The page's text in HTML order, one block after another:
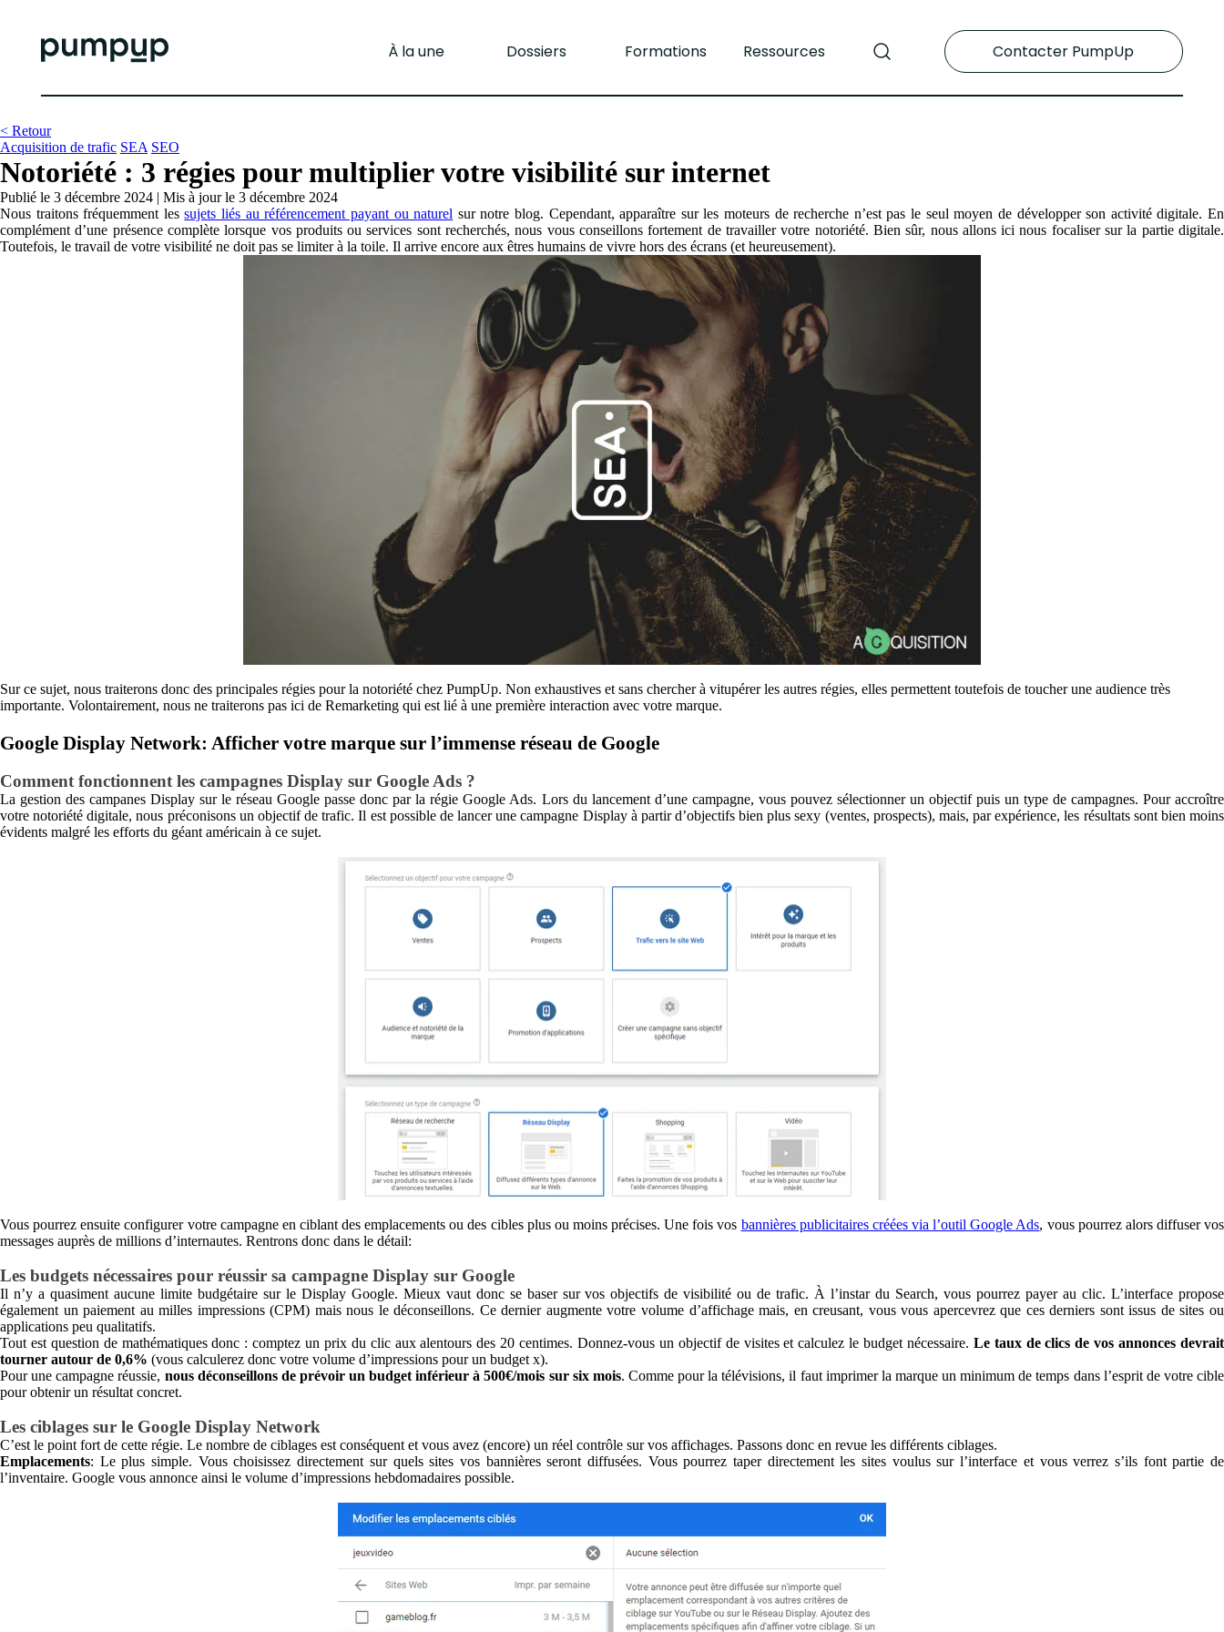
À la une Dossiers Formations Ressources Contacter PumpUp
< Retour
Acquisition de trafic SEA SEO
Notoriété : 3 régies pour multiplier votre visibilité sur internet
Publié le 3 décembre 2024 | Mis à jour le 3 décembre 2024
Nous traitons fréquemment lessujets liés au référencement payant ou naturel sur notre blog. Cependant, apparaître sur les moteurs de recherche n’est pas le seul moyen de développer son activité digitale. En
complément d’une présence complète lorsque vos produits ou services sont recherchés, nous vous conseillons fortement de travailler votre notoriété. Bien sûr, nous allons ici nous focaliser sur la partie digitale.
Toutefois, le travail de votre visibilité ne doit pas se limiter à la toile. Il arrive encore aux êtres humains de vivre hors des écrans (et heureusement).
Sur ce sujet, nous traiterons donc des principales régies pour la notoriété chez PumpUp. Non exhaustives et sans chercher à vitupérer les autres régies, elles permettent toutefois de toucher une audience très
importante. Volontairement, nous ne traiterons pas ici de Remarketing qui est lié à une première interaction avec votre marque.
Google Display Network: Afficher votre marque sur l’immense réseau de Google
Comment fonctionnent les campagnes Display sur Google Ads ?
La gestion des campanes Display sur le réseau Google passe donc par la régie Google Ads. Lors du lancement d’une campagne, vous pouvez sélectionner un objectif puis un type de campagnes. Pour accroître
votre notoriété digitale, nous préconisons un objectif de trafic. Il est possible de lancer une campagne Display à partir d’objectifs bien plus sexy (ventes, prospects), mais, par expérience, les résultats sont bien moins
évidents malgré les efforts du géant américain à ce sujet.
Vous pourrez ensuite configurer votre campagne en ciblant des emplacements ou des cibles plus ou moins précises. Une fois vos bannières publicitaires créées via l’outil Google Ads, vous pourrez alors diffuser vos
messages auprès de millions d’internautes. Rentrons donc dans le détail:
Les budgets nécessaires pour réussir sa campagne Display sur Google
Il n’y a quasiment aucune limite budgétaire sur le Display Google. Mieux vaut donc se baser sur vos objectifs de visibilité ou de trafic. À l’instar du Search, vous pourrez payer au clic. L’interface propose
également un paiement au milles impressions (CPM) mais nous le déconseillons. Ce dernier augmente votre volume d’affichage mais, en creusant, vous vous apercevrez que ces derniers sont issus de sites ou
applications peu qualitatifs.
Tout est question de mathématiques donc : comptez un prix du clic aux alentours des 20 centimes. Donnez-vous un objectif de visites et calculez le budget nécessaire. Le taux de clics de vos annonces devrait
tourner autour de 0,6% (vous calculerez donc votre volume d’impressions pour un budget x).
Pour une campagne réussie, nous déconseillons de prévoir un budget inférieur à 500€/mois sur six mois. Comme pour la télévisions, il faut imprimer la marque un minimum de temps dans l’esprit de votre cible
pour obtenir un résultat concret.
Les ciblages sur le Google Display Network
C’est le point fort de cette régie. Le nombre de ciblages est conséquent et vous avez (encore) un réel contrôle sur vos affichages. Passons donc en revue les différents ciblages.
Emplacements: Le plus simple. Vous choisissez directement sur quels sites vos bannières seront diffusées. Vous pourrez taper directement les sites voulus sur l’interface et vous verrez s’ils font partie de
l’inventaire. Google vous annonce ainsi le volume d’impressions hebdomadaires possible.